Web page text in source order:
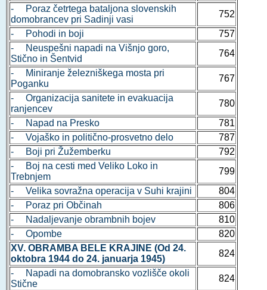
- Poraz četrtega bataljona slovenskih
domobrancev pri Sadinji vasi
752
- Pohodi in boji
757
- Neuspešni napadi na Višnjo goro,
Stično in Šentvid
764
- Miniranje železniškega mosta pri
Poganku
767
- Organizacija sanitete in evakuacija
ranjencev
780
- Napad na Presko
781
- Vojaško in politično-prosvetno delo
787
- Boji pri Žužemberku
792
- Boj na cesti med Veliko Loko in
Trebnjem
799
- Velika sovražna operacija v Suhi krajini
804
- Poraz pri Občinah
806
- Nadaljevanje obrambnih bojev
810
- Opombe
820
XV. OBRAMBA BELE KRAJINE (Od 24.
oktobra 1944 do 24. januarja 1945)
824
- Napadi na domobransko vozlišče okoli
Stične
824